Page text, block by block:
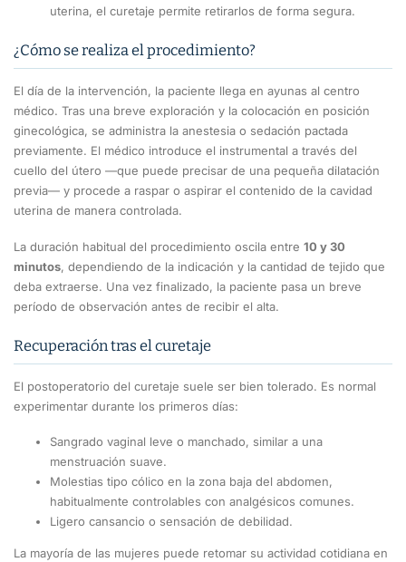
uterina, el curetaje permite retirarlos de forma segura.
¿Cómo se realiza el procedimiento?
El día de la intervención, la paciente llega en ayunas al centro
médico. Tras una breve exploración y la colocación en posición
ginecológica, se administra la anestesia o sedación pactada
previamente. El médico introduce el instrumental a través del
cuello del útero —que puede precisar de una pequeña dilatación
previa— y procede a raspar o aspirar el contenido de la cavidad
uterina de manera controlada.
La duración habitual del procedimiento oscila entre 10 y 30
minutos, dependiendo de la indicación y la cantidad de tejido que
deba extraerse. Una vez finalizado, la paciente pasa un breve
período de observación antes de recibir el alta.
Recuperación tras el curetaje
El postoperatorio del curetaje suele ser bien tolerado. Es normal
experimentar durante los primeros días:
Sangrado vaginal leve o manchado, similar a una
menstruación suave.
Molestias tipo cólico en la zona baja del abdomen,
habitualmente controlables con analgésicos comunes.
Ligero cansancio o sensación de debilidad.
La mayoría de las mujeres puede retomar su actividad cotidiana en